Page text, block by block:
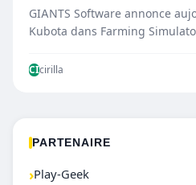
GIANTS Software annonce
Kubota dans Farming
CIcirilla
PARTENAIRE
›Play-Geek